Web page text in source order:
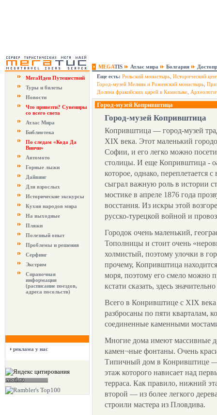
MEGATIS Атлас мира Болгария
МегаИдеи Путешествий
Туры и билеты
Новости
Что привезти? Сувениры
со всего света
Атлас Мира
Библиотека
По следам «Кода Да
Винчи»
Автомото
Горные лыжи
Дайвинг
Для взрослых
Исторические экскурсы
Кухня народов мира
На выходные
Пляжи
Полезный опыт
Проблемы и решения
Серфинг
Экстрим
Справочная
информация
(расписание поездов,
адреса посольств)
реклама у нас
Еще есть: Рильский монастырь Исторический
Город-музей Мелник и Роженский монастырь
Долина фракийских царей в Казанлыке
Город-музей Копривштица
Город-музей Копривштица
Копривштица — город-музей
XIX века. Этот маленький
Софии, и его легко можно
столицы. И еще Копривштица -
которое, однако, переплетается
сыграл важную роль в истории
мостике в апреле 1876 года
восстания. Из искры этой
русско-турецкой войной и
Городок очень маленький,
Тополницы и стоит очень
холмистый, поэтому улочки в
прочему, Копривштица
моря, поэтому его смело можно
кстати сказать, здесь
Всего в Конривштице с XIX
разбросаны по пяти кварталам,
соединенные каменными
Многие дома имеют массивные
камен¬ные фонтаны. Очень
Типичный дом в Конривштице —
этаж которого нависает над
терраса. Как правило, нижний
второй — из более легкого
строили мастера из Пловдива.